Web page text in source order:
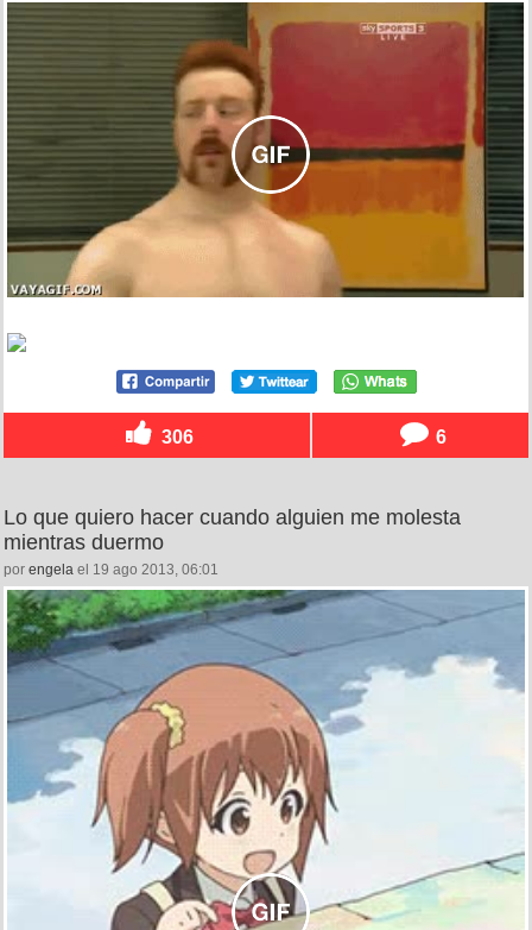
306 6
Lo que quiero hacer cuando alguien me molesta
mientras duermo
por engela el 19 ago 2013, 06:01